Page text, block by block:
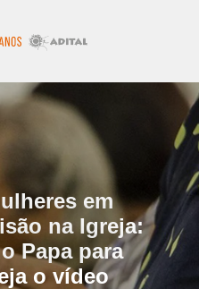
em
na Igreja:
Papa para
o vídeo